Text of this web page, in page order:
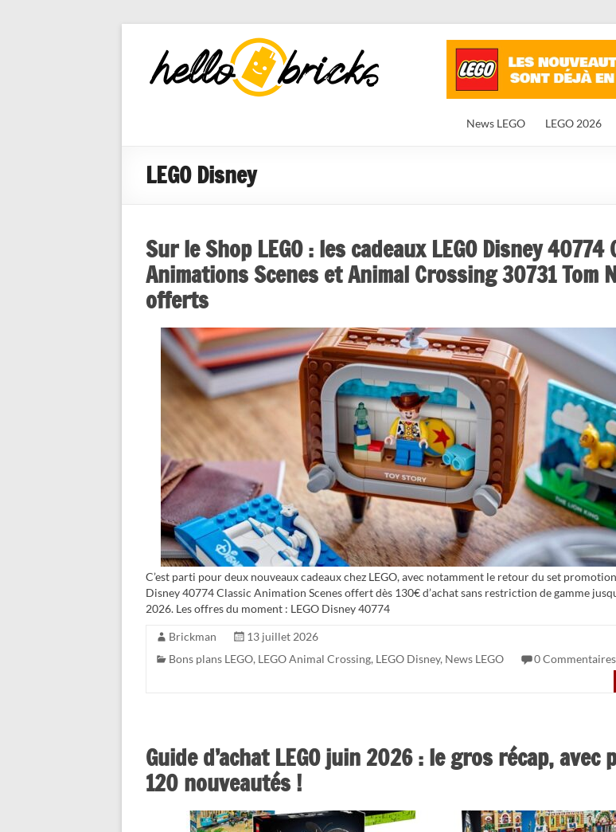
HelloBricks
Blog LEGO,
nouveaut�s
News LEGO LEGO 2026
LEGO Disney
Sur le Shop LEGO : les cadeaux LEGO Disney 40774
Animations Scenes et Animal Crossing 30731 Tom
offerts
C’est parti pour deux nouveaux cadeaux chez LEGO, avec notamment le retour du set
Disney 40774 Classic Animation Scenes offert dès 130€ d’achat sans restriction de gamme
2026. Les offres du moment : LEGO Disney 40774
Brickman
13 juillet 2026
Bons plans LEGO, LEGO Animal Crossing, LEGO Disney, News LEGO
0 Commentaires
Guide d’achat LEGO juin 2026 : le gros récap, avec
120 nouveautés !